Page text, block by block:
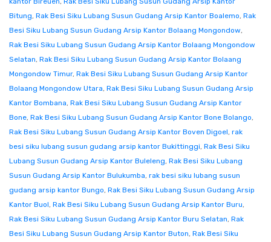
Bitung, Rak Besi Siku Lubang Susun Gudang Arsip Kantor Boalemo, Rak
Besi Siku Lubang Susun Gudang Arsip Kantor Bolaang Mongondow,
Rak Besi Siku Lubang Susun Gudang Arsip Kantor Bolaang Mongondow
Selatan, Rak Besi Siku Lubang Susun Gudang Arsip Kantor Bolaang
Mongondow Timur, Rak Besi Siku Lubang Susun Gudang Arsip Kantor
Bolaang Mongondow Utara, Rak Besi Siku Lubang Susun Gudang Arsip
Kantor Bombana, Rak Besi Siku Lubang Susun Gudang Arsip Kantor
Bone, Rak Besi Siku Lubang Susun Gudang Arsip Kantor Bone Bolango,
Rak Besi Siku Lubang Susun Gudang Arsip Kantor Boven Digoel, rak
besi siku lubang susun gudang arsip kantor Bukittinggi, Rak Besi Siku
Lubang Susun Gudang Arsip Kantor Buleleng, Rak Besi Siku Lubang
Susun Gudang Arsip Kantor Bulukumba, rak besi siku lubang susun
gudang arsip kantor Bungo, Rak Besi Siku Lubang Susun Gudang Arsip
Kantor Buol, Rak Besi Siku Lubang Susun Gudang Arsip Kantor Buru,
Rak Besi Siku Lubang Susun Gudang Arsip Kantor Buru Selatan, Rak
Besi Siku Lubang Susun Gudang Arsip Kantor Buton, Rak Besi Siku